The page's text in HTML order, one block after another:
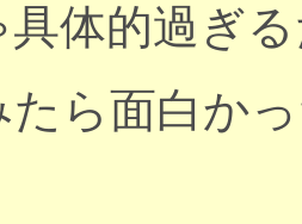
具体的過ぎ
たら面白か